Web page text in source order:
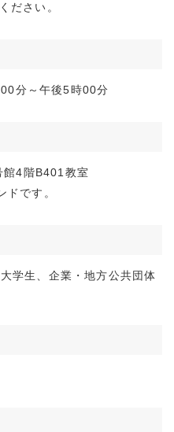
ださい。
分～午後5時00分
館4階B401教室
です。
学生、企業・地方公共団体